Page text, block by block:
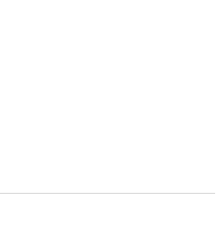
いいえ